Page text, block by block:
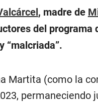
, madre de
del programa
“malcriada”.
Martita (como la
permaneciendo